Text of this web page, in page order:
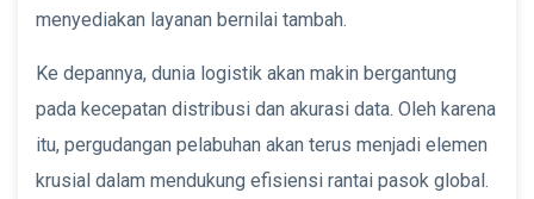
menyediakan layanan bernilai tambah.
Ke depannya, dunia logistik akan makin bergantung
pada kecepatan distribusi dan akurasi data. Oleh karena
itu, pergudangan pelabuhan akan terus menjadi elemen
krusial dalam mendukung efisiensi rantai pasok global.